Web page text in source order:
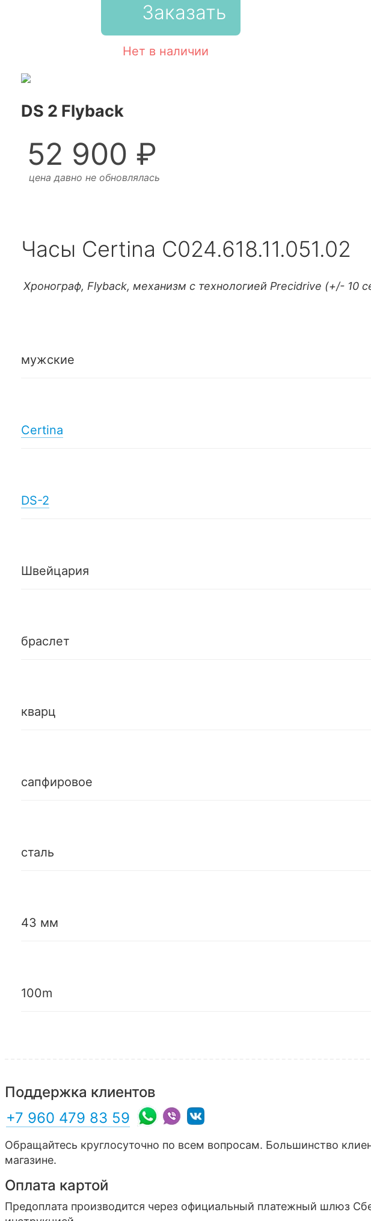
Заказать
Нет в наличии
DS 2 Flyback
52 900 ₽
цена давно не обновлялась
Часы Certina C024.618.11.051.02
Хронограф, Flyback, механизм с технологией Precidrive (+/- 10
мужские
Certina
DS-2
Швейцария
браслет
кварц
сапфировое
сталь
43 мм
100m
Поддержка клиентов
+7 960 479 83 59
Обращайтесь круглосуточно по всем вопросам. Большинство
магазине.
Оплата картой
Предоплата производится через официальный платежный шлюз